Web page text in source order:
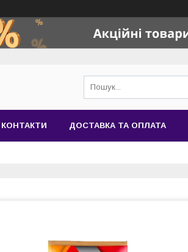
КОНТАКТИ ДОСТАВКА ТА ОПЛАТА